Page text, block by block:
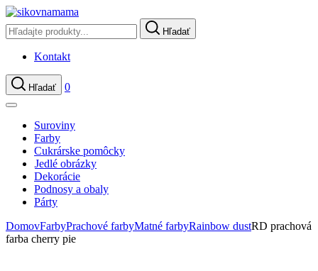
Hľadať
Kontakt
Hľadať 0
Suroviny
Farby
Cukrárske pomôcky
Jedlé obrázky
Dekorácie
Podnosy a obaly
Párty
DomovFarbyPrachové farbyMatné farbyRainbow dustRD prachová
farba cherry pie